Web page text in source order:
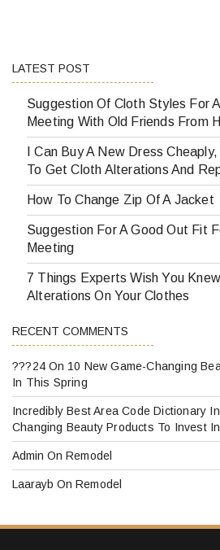
LATEST POST
Suggestion Of Cloth Styles For
Meeting With Old Friends From
I Can Buy A New Dress
To Get Cloth Alterations And
How To Change Zip Of A Jacket
Suggestion For A Good Out Fit
Meeting
7 Things Experts Wish You
Alterations On Your Clothes
RECENT COMMENTS
???24 On 10 New Game-Changing
In This Spring
Incredibly Best Area Code Dictionary
Changing Beauty Products To Invest
Admin On Remodel
Laarayb On Remodel